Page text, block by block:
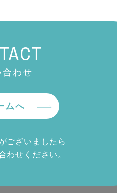
合わせ
ムへ
ございましたら
わせください。